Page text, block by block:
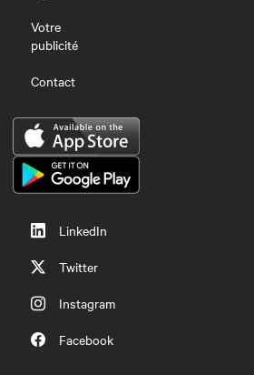
Votre
publicité
Contact
LinkedIn
Twitter
Instagram
Facebook